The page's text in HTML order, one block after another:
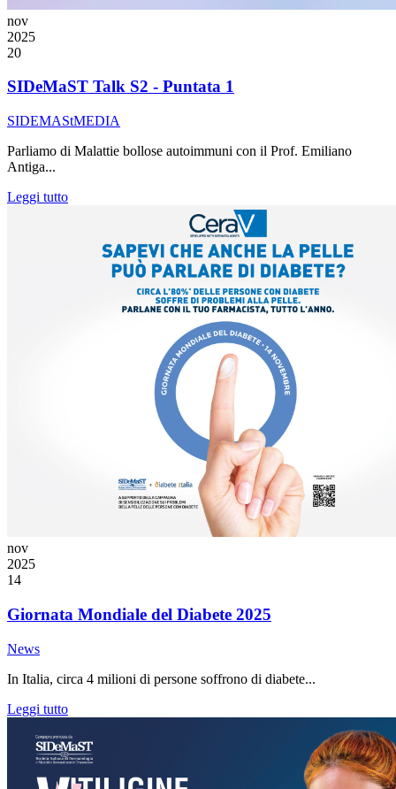
nov
2025
20
SIDeMaST Talk S2 - Puntata 1
SIDEMAStMEDIA
Parliamo di Malattie bollose autoimmuni con il Prof. Emiliano
Antiga...
Leggi tutto
nov
2025
14
Giornata Mondiale del Diabete 2025
News
In Italia, circa 4 milioni di persone soffrono di diabete...
Leggi tutto